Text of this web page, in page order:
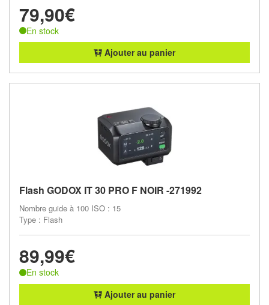
79,90€
En stock
Ajouter au panier
Flash GODOX IT 30 PRO F NOIR -271992
Nombre guide à 100 ISO : 15
Type : Flash
89,99€
En stock
Ajouter au panier